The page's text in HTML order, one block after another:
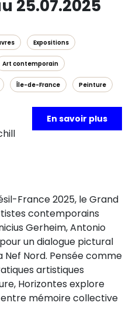
25.07.2025
Expositions
Art contemporain
Île-de-France Peinture
En savoir plus
France 2025, le Grand
contemporains
Gerheim, Antonio
un dialogue pictural
Nord. Pensée comme
artistiques
Horizontes explore
entre mémoire collective